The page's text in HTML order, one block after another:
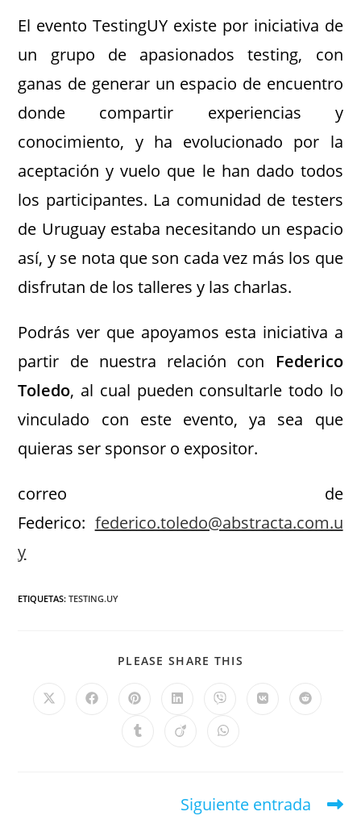
El evento TestingUY existe por iniciativa de
un grupo de apasionados testing, con
ganas de generar un espacio de encuentro
donde compartir experiencias y
conocimiento, y ha evolucionado por la
aceptación y vuelo que le han dado todos
los participantes. La comunidad de testers
de Uruguay estaba necesitando un espacio
así, y se nota que son cada vez más los que
disfrutan de los talleres y las charlas.
Podrás ver que apoyamos esta iniciativa a
partir de nuestra relación con Federico
Toledo, al cual pueden consultarle todo lo
vinculado con este evento, ya sea que
quieras ser sponsor o expositor.
correo de
Federico: federico.toledo@abstracta.com.u
y
ETIQUETAS:TESTING.UY
PLEASE SHARE THIS
Siguiente entrada